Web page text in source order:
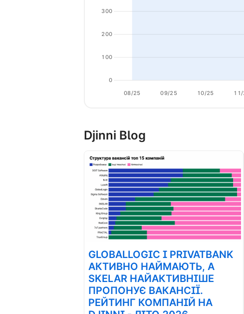
08/25 09/25 10/25
0
100
200
300
Djinni Blog
GLOBALLOGIC І PRIVATBANK
АКТИВНО НАЙМАЮТЬ, А
SKELAR НАЙАКТИВНІШЕ
ПРОПОНУЄ ВАКАНСІЇ.
РЕЙТИНГ КОМПАНІЙ НА